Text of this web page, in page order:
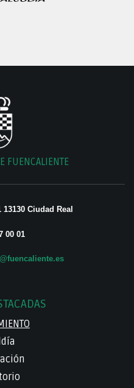
FUENCALIENTE
Ciudad Real
00 01